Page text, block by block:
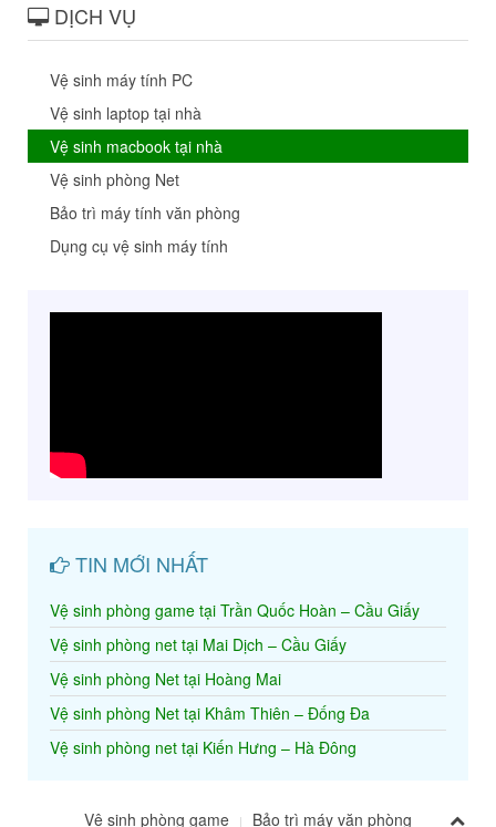
DỊCH VỤ
Vệ sinh máy tính PC
Vệ sinh laptop tại nhà
Vệ sinh macbook tại nhà
Vệ sinh phòng Net
Bảo trì máy tính văn phòng
Dụng cụ vệ sinh máy tính
TIN MỚI NHẤT
Vệ sinh phòng game tại Trần Quốc Hoàn – Cầu Giấy
Vệ sinh phòng net tại Mai Dịch – Cầu Giấy
Vệ sinh phòng Net tại Hoàng Mai
Vệ sinh phòng Net tại Khâm Thiên – Đống Đa
Vệ sinh phòng net tại Kiến Hưng – Hà Đông
Vệ sinh phòng game Bảo trì máy văn phòng